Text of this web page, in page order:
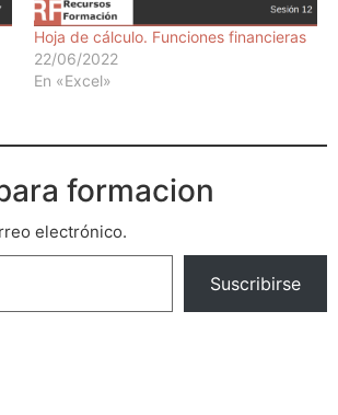
Hoja de cálculo. Funciones financieras
22/06/2022
En «Excel»
formacion
electrónico.
Suscribirse